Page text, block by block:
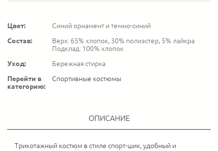
Цвет:
Синий орнамент и темно-синий
Состав:
Верх: 65% хлопок, 30% полиэстер, 5% лайкра
Подклад: 100% хлопок
Уход:
Бережная стирка
Перейти в
категорию:
Спортивные костюмы
ОПИСАНИЕ
Трикотажный костюм в стиле спорт-шик, удобный и